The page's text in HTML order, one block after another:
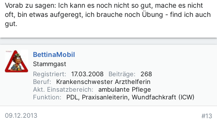
Vorab zu sagen: Ich kann es noch nicht so gut, mache es nicht
oft, bin etwas aufgeregt, ich brauche noch Übung - find ich auch
gut.
BettinaMobil
Stammgast
Registriert
17.03.2008 Beiträge
268
Beruf
Krankenschwester Arzthelferin
Akt. Einsatzbereich
ambulante Pflege
Funktion
PDL, Praxisanleiterin, Wundfachkraft (ICW)
09.12.2013 #13